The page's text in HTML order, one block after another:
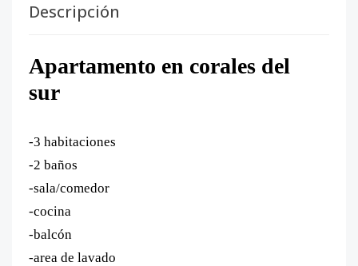
Descripción
Apartamento en corales del
sur
-3 habitaciones
-2 baños
-sala/comedor
-cocina
-balcón
-area de lavado